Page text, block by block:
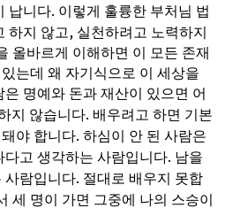
납니다. 이렇게 훌륭한 부처님 법
하지 않고, 실천하려고 노력하지
올바르게 이해하면 이 모든 존재
는데 왜 자기식으로 이 세상을
명예와 돈과 재산이 있으면 어
지 않습니다. 배우려고 하면 기본
돼야 합니다. 하심이 안 된 사람은
다고 생각하는 사람입니다. 남을
사람입니다. 절대로 배우지 못합
세 명이 가면 그중에 나의 스승이